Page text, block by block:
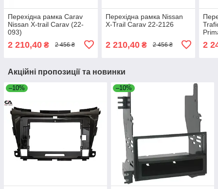
Перехідна рамка Carav
Nissan X-trail Carav (22-
093)
2 210,40 ₴ 2 456 ₴
Перехідна рамка Nissan
X-Trail Carav 22-2126
2 210,40₴ 2 456 ₴ 2
Акційні пропозиції та новинки
–10% –10%